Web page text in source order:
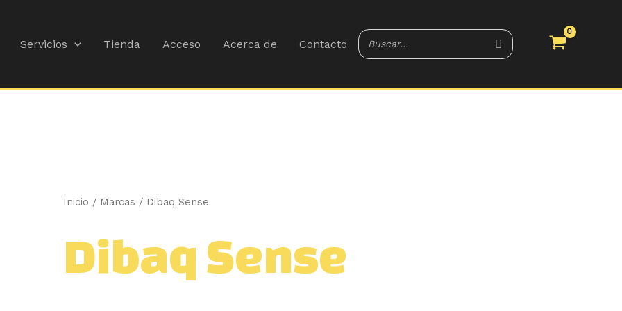
Servicios Tienda Acceso Acerca de Contacto
Inicio / Marcas / Dibaq Sense
Dibaq Sense